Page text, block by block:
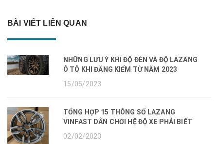
BÀI VIẾT LIÊN QUAN
NHỮNG LƯU Ý KHI ĐỘ ĐÈN VÀ ĐỘ LAZANG
Ô TÔ KHI ĐĂNG KIỂM TỪ NĂM 2023
15/05/2023
TỔNG HỢP 15 THÔNG SỐ LAZANG
VINFAST DÂN CHƠI HỆ ĐỘ XE PHẢI BIẾT
02/02/2023